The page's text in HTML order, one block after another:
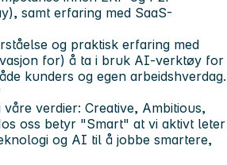
samt erfaring med SaaS-
og praktisk erfaring med
for) å ta i bruk AI-verktøy for
kunders og egen arbeidshverdag.
våre verdier: Creative, Ambitious,
oss betyr "Smart" at vi aktivt leter
og AI til å jobbe smartere,